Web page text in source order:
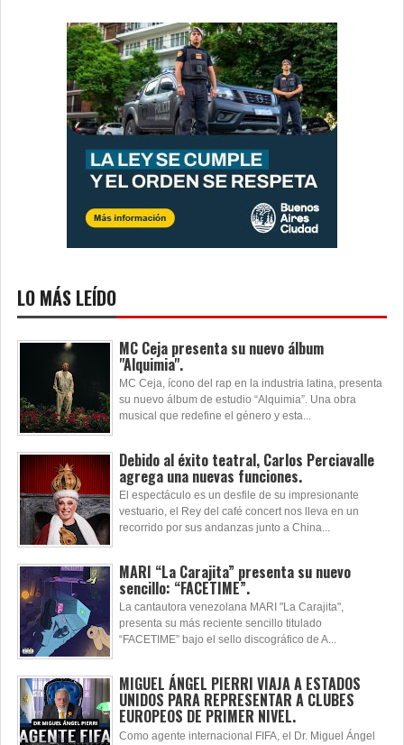
LO MÁS LEÍDO
MC Ceja presenta su nuevo álbum
"Alquimia".
MC Ceja, ícono del rap en la industria latina, presenta
su nuevo álbum de estudio “Alquimia”. Una obra
musical que redefine el género y esta...
Debido al éxito teatral, Carlos Perciavalle
agrega una nuevas funciones.
El espectáculo es un desfile de su impresionante
vestuario, el Rey del café concert nos lleva en un
recorrido por sus andanzas junto a China...
MARI “La Carajita” presenta su nuevo
sencillo: “FACETIME”.
La cantautora venezolana MARI "La Carajita",
presenta su más reciente sencillo titulado
“FACETIME” bajo el sello discográfico de A...
MIGUEL ÁNGEL PIERRI VIAJA A ESTADOS
UNIDOS PARA REPRESENTAR A CLUBES
EUROPEOS DE PRIMER NIVEL.
Como agente internacional FIFA, el Dr. Miguel Ángel